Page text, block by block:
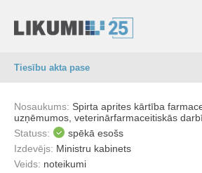
Tiesību akta pase
Nosaukums: Spirta aprites kārtība
uzņēmumos, veterinārfarmaceitiskās
Statuss:
spēkā esošs
Izdevējs: Ministru kabinets
Veids: noteikumi